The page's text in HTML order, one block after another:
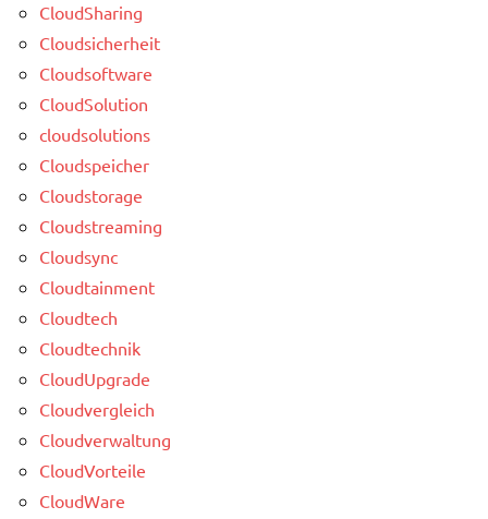
CloudSharing
Cloudsicherheit
Cloudsoftware
CloudSolution
cloudsolutions
Cloudspeicher
Cloudstorage
Cloudstreaming
Cloudsync
Cloudtainment
Cloudtech
Cloudtechnik
CloudUpgrade
Cloudvergleich
Cloudverwaltung
CloudVorteile
CloudWare